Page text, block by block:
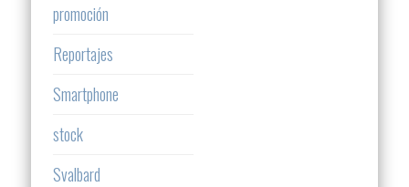
promoción
Reportajes
Smartphone
stock
Svalbard